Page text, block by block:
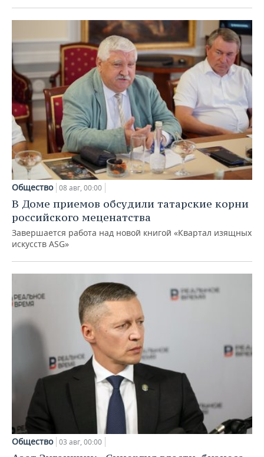
Общество 08 авг, 00:00
В Доме приемов обсудили татарские корни
российского меценатства
Завершается работа над новой книгой «Квартал изящных
искусств ASG»
Общество 03 авг, 00:00